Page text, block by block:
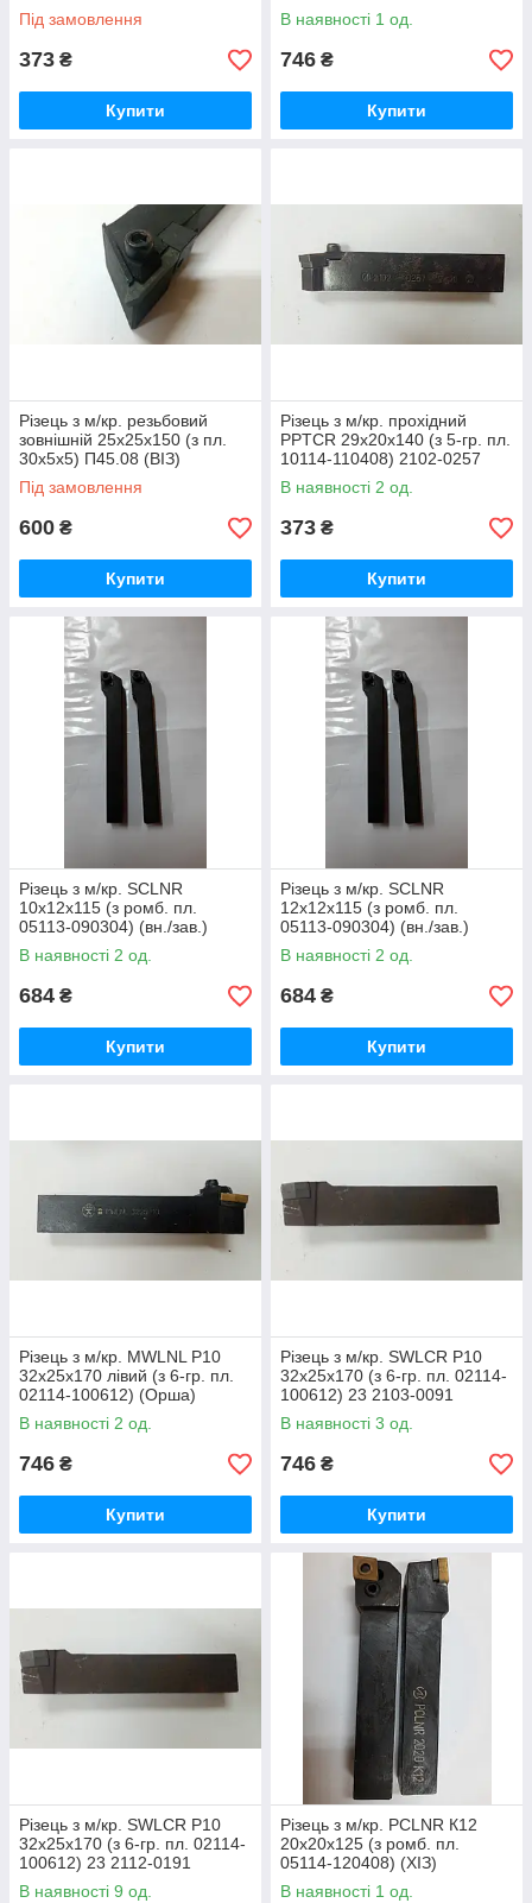
(ХІЗ)
Під замовлення
373 ₴
Купити
(CCCP)
В наявності 1 од.
746 ₴
Купити
Різець з м/кр. резьбовий
зовнішній 25х25х150 (з пл.
30х5х5) П45.08 (ВІЗ)
Під замовлення
600 ₴
Купити
Різець з м/кр. прохідний
PPTCR 29х20х140 (з 5-гр. пл.
10114-110408) 2102-0257
(ХІЗ)
В наявності 2 од.
373 ₴
Купити
Різець з м/кр. SСLNR
10х12х115 (з ромб. пл.
05113-090304) (вн./зав.)
В наявності 2 од.
684 ₴
Купити
Різець з м/кр. SСLNR
12х12х115 (з ромб. пл.
05113-090304) (вн./зав.)
В наявності 2 од.
684 ₴
Купити
Різець з м/кр. MWLNL P10
32х25х170 лівий (з 6-гр. пл.
02114-100612) (Орша)
В наявності 2 од.
746 ₴
Купити
Різець з м/кр. SWLCR P10
32х25х170 (з 6-гр. пл. 02114-
100612) 23 2103-0091
(СРСР)
В наявності 3 од.
746 ₴
Купити
Різець з м/кр. SWLCR P10
32х25х170 (з 6-гр. пл. 02114-
100612) 23 2112-0191
(СРСР)
В наявності 9 од.
Різець з м/кр. PCLNR К12
20х20х125 (з ромб. пл.
05114-120408) (ХІЗ)
В наявності 1 од.